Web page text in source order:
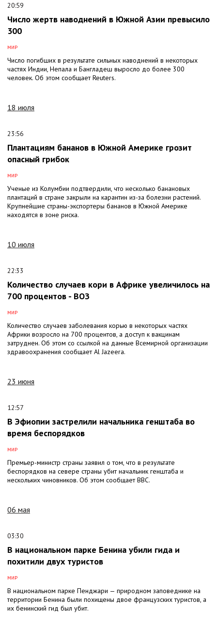
20:59
Число жертв наводнений в Южной Азии превысило
300
МИР
Число погибших в результате сильных наводнений в некоторых
частях Индии, Непала и Бангладеш выросло до более 300
человек. Об этом сообщает Reuters.
18 июля
23:56
Плантациям бананов в Южной Америке грозит
опасный грибок
МИР
Ученые из Колумбии подтвердили, что несколько банановых
плантаций в стране закрыли на карантин из-за болезни растений.
Крупнейшие страны-экспортеры бананов в Южной Америке
находятся в зоне риска.
10 июля
22:33
Количество случаев кори в Африке увеличилось на
700 процентов - ВОЗ
МИР
Количество случаев заболевания корью в некоторых частях
Африки возросло на 700 процентов, а доступ к вакцинам
затруднен. Об этом со ссылкой на данные Всемирной организации
здравоохранения сообщает Al Jazeera.
23 июня
12:57
В Эфиопии застрелили начальника генштаба во
время беспорядков
МИР
Премьер-министр страны заявил о том, что в результате
беспорядков на севере страны убит начальник генштаба и
нескольких чиновников. Об этом сообщает BBC.
06 мая
03:30
В национальном парке Бенина убили гида и
похитили двух туристов
МИР
В национальном парке Пенджари — природном заповеднике на
территории Бенина были похищены двое французских туристов, а
их бенинский гид был убит.